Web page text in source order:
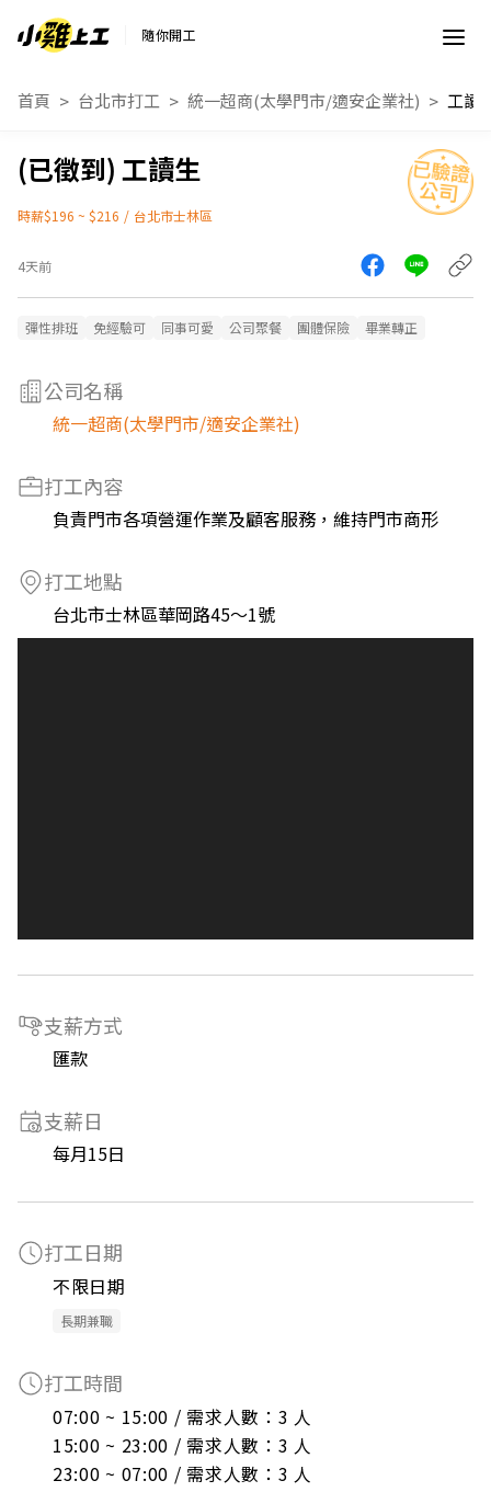
隨你開工
首頁 台北市打工 統一超商(太學門市/適安企業社) 工讀
工讀生
時薪$196 ~ $216 / 台北市士林區
4天前
彈性排班 免經驗可 同事可愛 公司聚餐 團體保險 畢業轉正
公司名稱
統一超商(太學門市/適安企業社)
打工內容
負責門市各項營運作業及顧客服務，維持門市商形
打工地點
台北市士林區華岡路45～1號
支薪方式
匯款
支薪日
每月15日
打工日期
不限日期
長期兼職
打工時間
07:00 ~ 15:00 / 需求人數：3 人
15:00 ~ 23:00 / 需求人數：3 人
23:00 ~ 07:00 / 需求人數：3 人